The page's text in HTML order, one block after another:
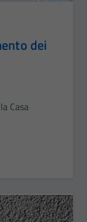
dei
Casa